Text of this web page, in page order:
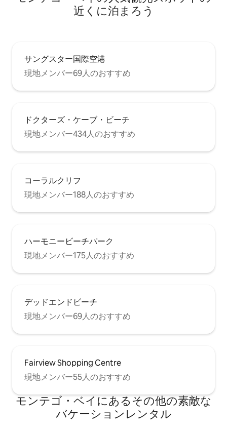
近くに泊まろう
サングスター国際空港
現地メンバー69人のおすすめ
ドクターズ・ケーブ・ビーチ
現地メンバー434人のおすすめ
コーラルクリフ
現地メンバー188人のおすすめ
ハーモニービーチパーク
現地メンバー175人のおすすめ
デッドエンドビーチ
現地メンバー69人のおすすめ
Fairview Shopping Centre
現地メンバー55人のおすすめ
モンテゴ・ベイにあるその他の素敵な
バケーションレンタル